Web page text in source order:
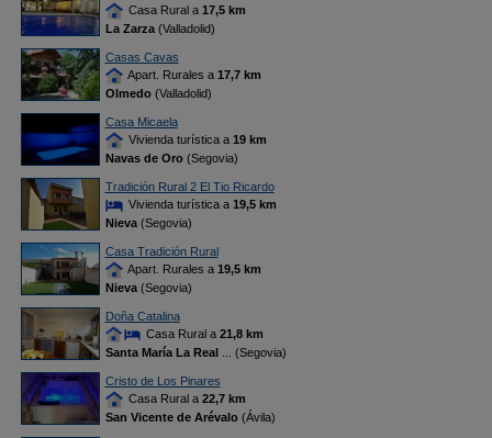
Casa Rural a 17,5 km
La Zarza(Valladolid)
Casas Cavas
Apart. Rurales a 17,7 km
Olmedo(Valladolid)
Casa Micaela
Vivienda turística a 19 km
Navas de Oro(Segovia)
Tradición Rural 2 El Tio Ricardo
Vivienda turística a 19,5 km
Nieva(Segovia)
Casa Tradición Rural
Apart. Rurales a 19,5 km
Nieva(Segovia)
Doña Catalina
Casa Rural a 21,8 km
Santa María La Real
... (Segovia)
Cristo de Los Pinares
Casa Rural a 22,7 km
San Vicente de Arévalo(Ávila)